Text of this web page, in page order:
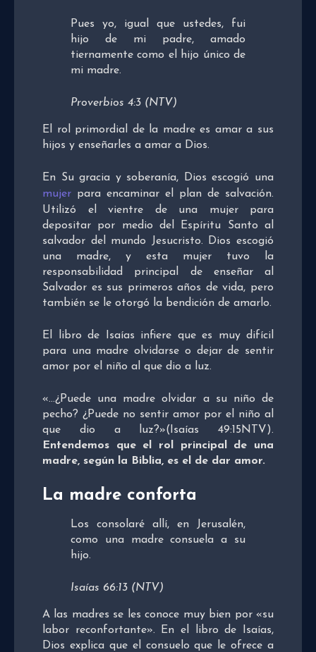
Pues yo, igual que ustedes, fui
hijo de mi padre, amado
tiernamente como el hijo único de
mi madre.
Proverbios 4:3 (NTV)
El rol primordial de la madre es amar a sus
hijos y enseñarles a amar a Dios.
En Su gracia y soberanía, Dios escogió una
mujer para encaminar el plan de salvación.
Utilizó el vientre de una mujer para
depositar por medio del Espíritu Santo al
salvador del mundo Jesucristo. Dios escogió
una madre, y esta mujer tuvo la
responsabilidad principal de enseñar al
Salvador es sus primeros años de vida, pero
también se le otorgó la bendición de amarlo.
El libro de Isaías infiere que es muy difícil
para una madre olvidarse o dejar de sentir
amor por el niño al que dio a luz.
«…¿Puede una madre olvidar a su niño de
pecho? ¿Puede no sentir amor por el niño al
que dio a luz?»(Isaías 49:15NTV).
Entendemos que el rol principal de una
madre, según la Biblia, es el de dar amor.
La madre conforta
Los consolaré allí, en Jerusalén,
como una madre consuela a su
hijo.
Isaías 66:13 (NTV)
A las madres se les conoce muy bien por «su
labor reconfortante». En el libro de Isaías,
Dios explica que el consuelo que le ofrece a